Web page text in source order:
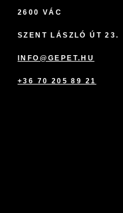
2600 VÁC
SZENT LÁSZLÓ ÚT 23.
INFO@GEPET.HU
+36 70 205 89 21